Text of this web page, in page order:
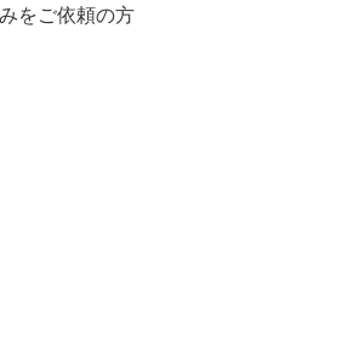
をご依頼の方